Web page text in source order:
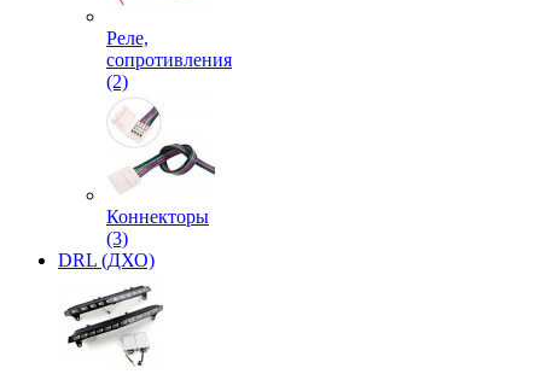
Реле,
сопротивления
(2)
Коннекторы
(3)
DRL (ДХО)